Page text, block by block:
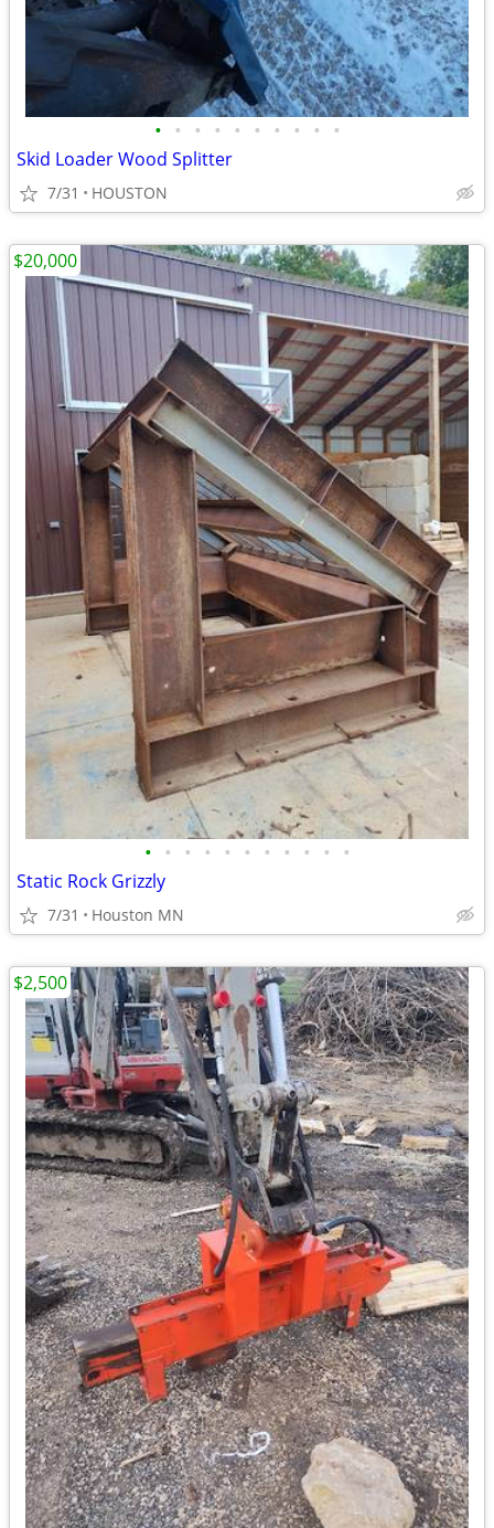
• • • • • • • • • •
Skid Loader Wood Splitter
7/31 HOUSTON
• • • • • • • • • • •
Static Rock Grizzly
7/31 Houston MN
$20,000
$2,500